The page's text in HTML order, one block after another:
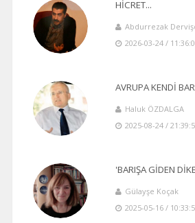
HİCRET...
Abdurrezak
2026-03-24 /
AVRUPA KENDİ
Haluk ÖZDALGA
2025-08-24 /
'BARIŞA GİDEN
Gülayşe Koçak
2025-05-16 /